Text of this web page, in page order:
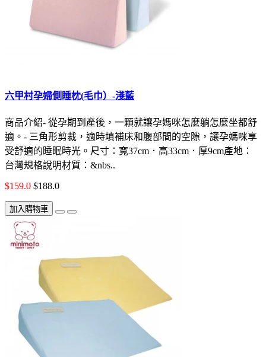
六甲村孕婦側睡枕(毛巾）-淺藍
商品介紹- 從孕期到產後，一顆就讓孕媽咪怎麼躺怎麼坐都舒
適。- 三角形剪裁，適時填補床和腹部間的空隙，讓孕媽咪享
受舒適的睡眠時光。尺寸：寬37cm．高33cm．厚9cm產地：
台灣規格說明材質：&nbs..
$159.0 $188.0
加入購物車